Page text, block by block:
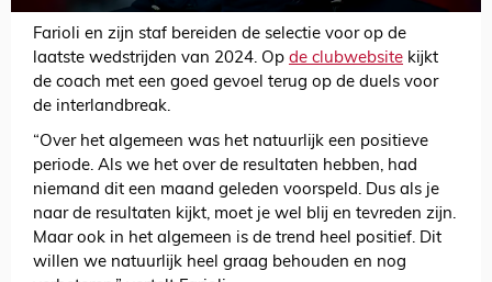
Farioli en zijn staf bereiden de selectie voor op de
laatste wedstrijden van 2024. Op de clubwebsite kijkt
de coach met een goed gevoel terug op de duels voor
de interlandbreak.
“Over het algemeen was het natuurlijk een positieve
periode. Als we het over de resultaten hebben, had
niemand dit een maand geleden voorspeld. Dus als je
naar de resultaten kijkt, moet je wel blij en tevreden zijn.
Maar ook in het algemeen is de trend heel positief. Dit
willen we natuurlijk heel graag behouden en nog